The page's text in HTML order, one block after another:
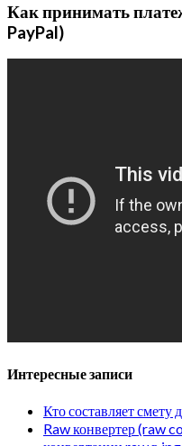
Как принимать
PayPal)
Интересные записи
Кто составляет смету
Raw конвертер (raw